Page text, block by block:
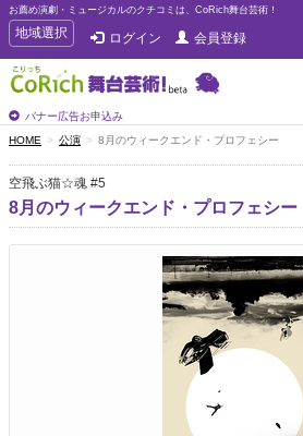
お薦め演劇・ミュージカルのクチコミは、CoRich舞台芸術！
T
o
g
g
e
n
a
v
i
g
地域選択 ログイン 会員登録
バナー広告お申込み
HOME 公演 8月のウィークエンド・プロフェシー
空飛ぶ猫☆魂 #5
8月のウィークエンド・プロフェシー